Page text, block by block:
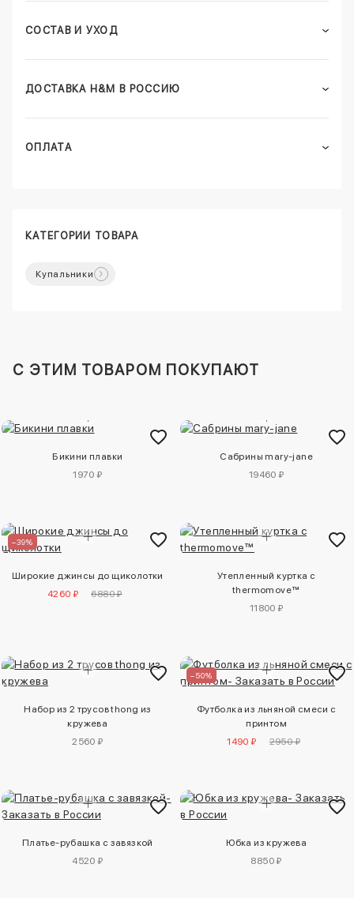
СОСТАВ И УХОД
ДОСТАВКА H&M В РОССИЮ
ОПЛАТА
КАТЕГОРИИ ТОВАРА
Купальники
C ЭТИМ ТОВАРОМ ПОКУПАЮТ
Бикини плавки
1970 ₽
Сабрины mary-jane
19460 ₽
–39%
Широкие джинсы до щиколотки
4260 ₽
6880 ₽
Утепленный куртка с
thermomove™
11800 ₽
Набор из 2 трусов thong из
кружева
2560 ₽
–50%
Футболка из льняной смеси с
принтом
1490 ₽
2950 ₽
Платье-рубашка с завязкой
4520 ₽
Юбка из кружева
8850 ₽